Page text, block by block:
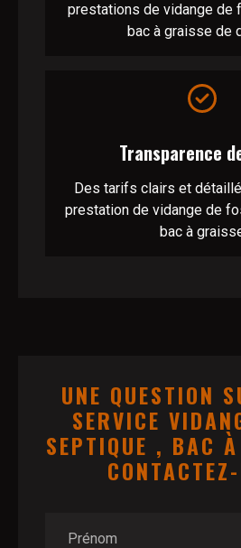
prestations de vidange de
bac à graisse de
Transparence
Des tarifs clairs et
prestation de vidange de
bac à
UNE QUESTION
SERVICE
SEPTIQUE , BAC
Prénom